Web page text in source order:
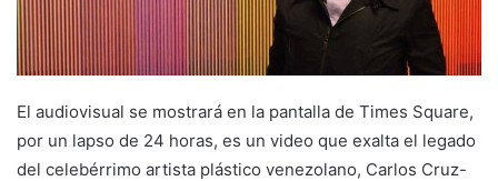
El audiovisual se mostrará en la pantalla de Times Square,
por un lapso de 24 horas, es un video que exalta el legado
del celebérrimo artista plástico venezolano, Carlos Cruz-